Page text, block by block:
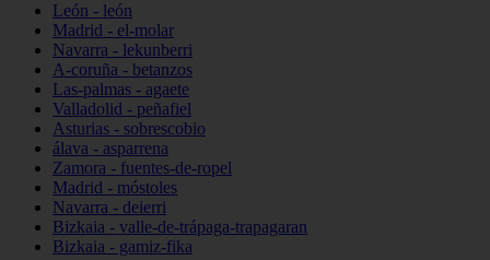
León - león
Madrid - el-molar
Navarra - lekunberri
A-coruña - betanzos
Las-palmas - agaete
Valladolid - peñafiel
Asturias - sobrescobio
álava - asparrena
Zamora - fuentes-de-ropel
Madrid - móstoles
Navarra - deierri
Bizkaia - valle-de-trápaga-trapagaran
Bizkaia - gamiz-fika